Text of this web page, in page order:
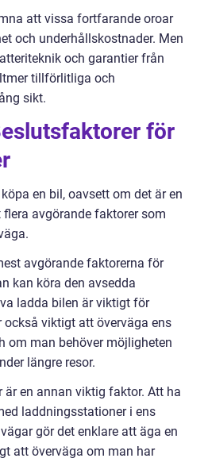
att vissa fortfarande oroar
och underhållskostnader. Men
och garantier från
tillförlitliga och
sikt.
för
en bil, oavsett om det är en
avgörande faktorer som
avgörande faktorerna för
kan köra den avsedda
ladda bilen är viktigt för
också viktigt att överväga ens
om man behöver möjligheten
längre resor.
en annan viktig faktor. Att ha
laddningsstationer i ens
gör det enklare att äga en
att överväga om man har